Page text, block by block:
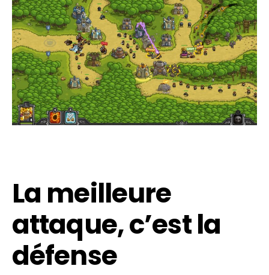
La meilleure
attaque, c’est la
défense